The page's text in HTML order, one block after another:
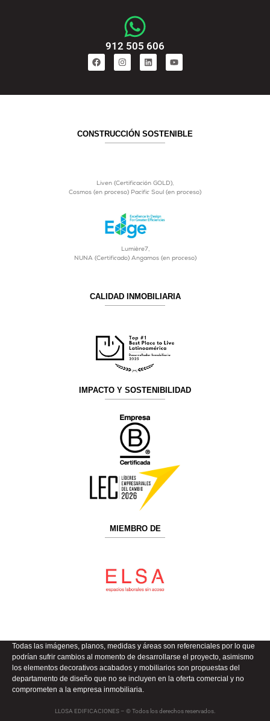
912 505 606
CONSTRUCCIÓN SOSTENIBLE
Liven (Certificación GOLD),
Cosmos (en proceso) Pacific Soul (en proceso)
Lumière7,
NUNA (Certificado) Angamos (en proceso)
CALIDAD INMOBILIARIA
IMPACTO Y SOSTENIBILIDAD
MIEMBRO DE
Todas las imágenes, planos, medidas y áreas son referenciales por lo que
podrían sufrir cambios al momento de desarrollarse el proyecto, asimismo
los elementos decorativos acabados y mobiliarios son propuestas del
departamento de diseño que no se incluyen en la oferta comercial y no
comprometen a la empresa inmobiliaria.
LLOSA EDIFICACIONES – © Todos los derechos reservados.